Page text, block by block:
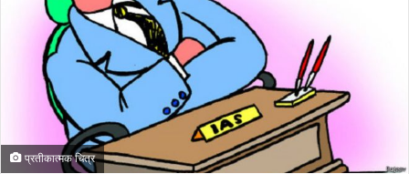
प्रतीकात्मक चित्र